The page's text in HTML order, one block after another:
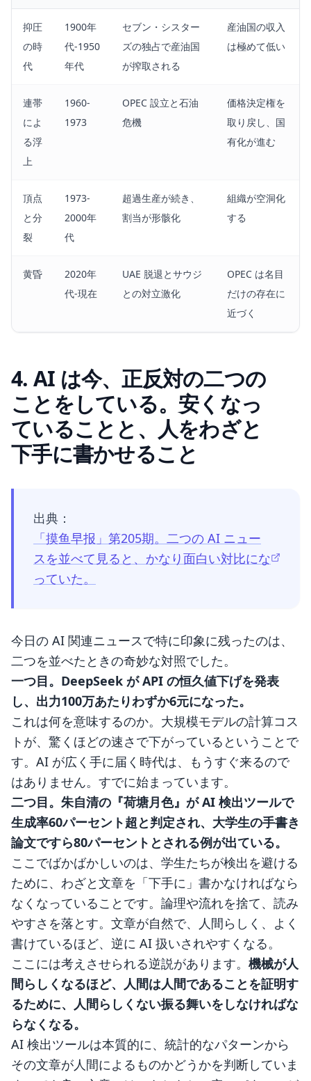
抑圧
の時
代
1900年
代-1950
年代
セブン・シスター
ズの独占で産油国
が搾取される
産油国の収入
は極めて低い
連帯
によ
る浮
上
1960-
1973
OPEC 設立と石油
危機
価格決定権を
取り戻し、国
有化が進む
頂点
と分
裂
1973-
2000年
代
超過生産が続き、
割当が形骸化
組織が空洞化
する
黄昏
2020年
代-現在
UAE 脱退とサウジ
との対立激化
OPEC は名目
だけの存在に
近づく
4. AI は今、正反対の二つの
ことをしている。安くなっ
ていることと、人をわざと
下手に書かせること
出典：
「摸鱼早报」第205期。二つの AI ニュー
スを並べて見ると、かなり面白い対比にな
っていた。
今日の AI 関連ニュースで特に印象に残ったのは、
二つを並べたときの奇妙な対照でした。
一つ目。DeepSeek が API の恒久値下げを発表
し、出力100万あたりわずか6元になった。
これは何を意味するのか。大規模モデルの計算コス
トが、驚くほどの速さで下がっているということで
す。AI が広く手に届く時代は、もうすぐ来るので
はありません。すでに始まっています。
二つ目。朱自清の『荷塘月色』が AI 検出ツールで
生成率60パーセント超と判定され、大学生の手書き
論文ですら80パーセントとされる例が出ている。
ここでばかばかしいのは、学生たちが検出を避ける
ために、わざと文章を「下手に」書かなければなら
なくなっていることです。論理や流れを捨て、読み
やすさを落とす。文章が自然で、人間らしく、よく
書けているほど、逆に AI 扱いされやすくなる。
ここには考えさせられる逆説があります。 機械が人
間らしくなるほど、人間は人間であることを証明す
るために、人間らしくない振る舞いをしなければな
らなくなる。
AI 検出ツールは本質的に、統計的なパターンから
その文章が人間によるものかどうかを判断していま